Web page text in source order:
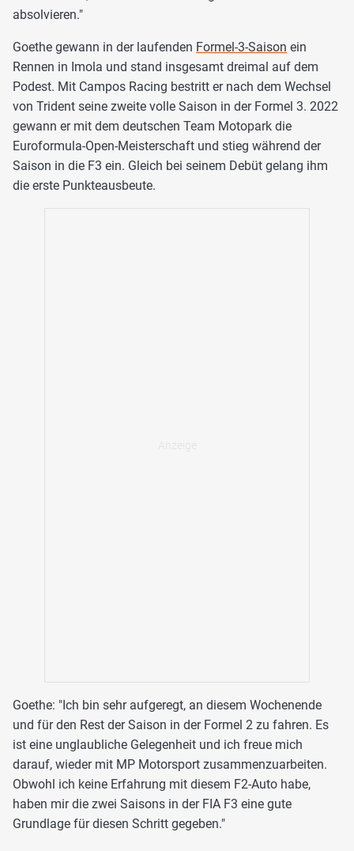
absolvieren."
Goethe gewann in der laufenden Formel-3-Saison ein
Rennen in Imola und stand insgesamt dreimal auf dem
Podest. Mit Campos Racing bestritt er nach dem Wechsel
von Trident seine zweite volle Saison in der Formel 3. 2022
gewann er mit dem deutschen Team Motopark die
Euroformula-Open-Meisterschaft und stieg während der
Saison in die F3 ein. Gleich bei seinem Debüt gelang ihm
die erste Punkteausbeute.
Goethe: "Ich bin sehr aufgeregt, an diesem Wochenende
und für den Rest der Saison in der Formel 2 zu fahren. Es
ist eine unglaubliche Gelegenheit und ich freue mich
darauf, wieder mit MP Motorsport zusammenzuarbeiten.
Obwohl ich keine Erfahrung mit diesem F2-Auto habe,
haben mir die zwei Saisons in der FIA F3 eine gute
Grundlage für diesen Schritt gegeben."